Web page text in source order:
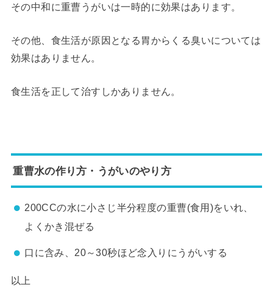
その中和に重曹うがいは一時的に効果はあります。
その他、食生活が原因となる胃からくる臭いについては
効果はありません。
食生活を正して治すしかありません。
重曹水の作り方・うがいのやり方
200CCの水に小さじ半分程度の重曹(食用)をいれ、
よくかき混ぜる
口に含み、20～30秒ほど念入りにうがいする
以上